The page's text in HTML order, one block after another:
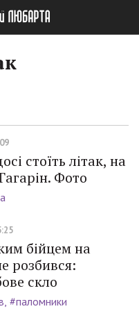
стоїть літак, на
Фото
бійцем на
розбився:
скло
#паломники